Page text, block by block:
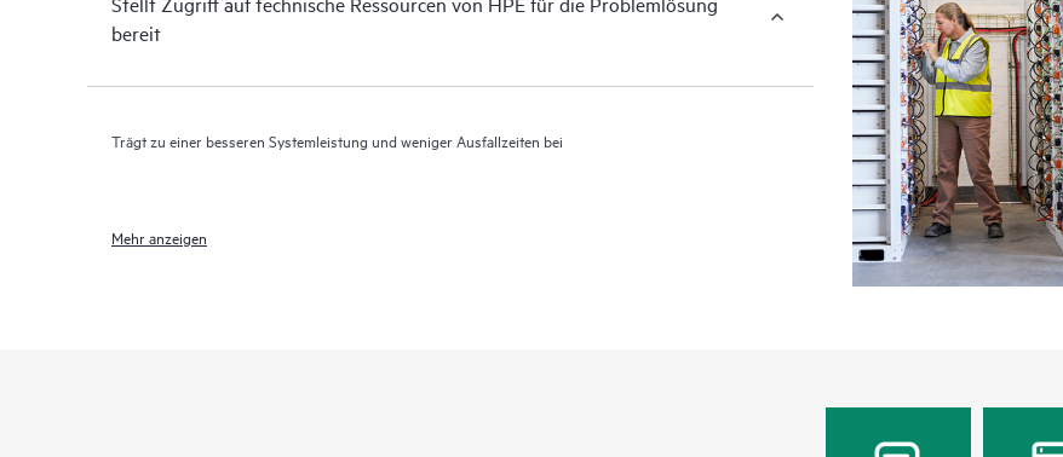
bereit
Trägt zu einer besseren Systemleistung und weniger Ausfallzeiten bei
Mehr anzeigen